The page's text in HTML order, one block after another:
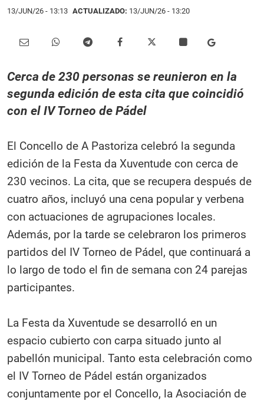
13/JUN/26 - 13:13 ACTUALIZADO: 13/JUN/26 - 13:20
Cerca de 230 personas se reunieron en la
segunda edición de esta cita que coincidió
con el IV Torneo de Pádel
El Concello de A Pastoriza celebró la segunda
edición de la Festa da Xuventude con cerca de
230 vecinos. La cita, que se recupera después de
cuatro años, incluyó una cena popular y verbena
con actuaciones de agrupaciones locales.
Además, por la tarde se celebraron los primeros
partidos del IV Torneo de Pádel, que continuará a
lo largo de todo el fin de semana con 24 parejas
participantes.
La Festa da Xuventude se desarrolló en un
espacio cubierto con carpa situado junto al
pabellón municipal. Tanto esta celebración como
el IV Torneo de Pádel están organizados
conjuntamente por el Concello, la Asociación de